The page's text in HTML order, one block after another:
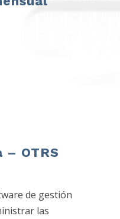
– OTRS
de gestión
las